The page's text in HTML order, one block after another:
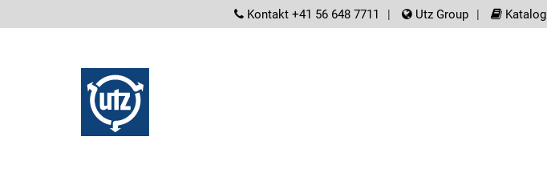
screenreader.meta_nav
Kontakt +41 56 648 7711 Utz Group Katalog